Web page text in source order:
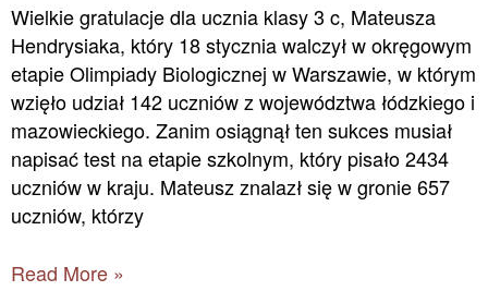
Wielkie gratulacje dla ucznia klasy 3 c, Mateusza
Hendrysiaka, który 18 stycznia walczył w okręgowym
etapie Olimpiady Biologicznej w Warszawie, w którym
wzięło udział 142 uczniów z województwa łódzkiego i
mazowieckiego. Zanim osiągnął ten sukces musiał
napisać test na etapie szkolnym, który pisało 2434
uczniów w kraju. Mateusz znalazł się w gronie 657
uczniów, którzy
Biologicznej
Read More »